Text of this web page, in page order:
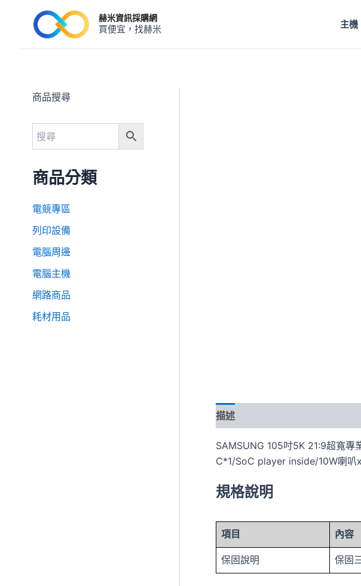
赫米資訊採購網
買便宜，找赫米 主機
商品搜尋
商品分類
電競專區
列印設備
電腦周邊
電腦主機
網路商品
耗材用品
描述
SAMSUNG 105吋5K 21:9超寬
C*1/SoC player inside/10W喇
規格說明
項目 內容
保固說明 保固